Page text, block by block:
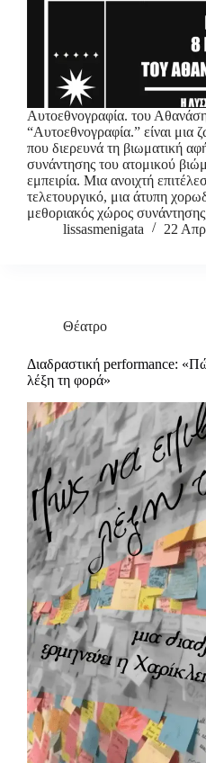
Αυτοεθνογραφία. του
“Αυτοεθνογραφία.” είναι μια
που διερευνά τη βιωματική
συνάντησης του ατομικού
εμπειρία. Μια ανοιχτή
τελετουργικό, μια άτυπη
μεθοριακός χώρος
lissasmenigata
22
Θέατρο
Διαδραστική performance:
λέξη τη φορά»